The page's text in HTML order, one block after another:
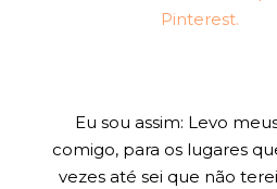
Pinterest.
Eu sou assim: Levo
comigo, para os lugares
vezes até sei que não